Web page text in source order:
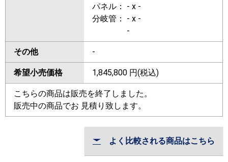
パネル： - x -
分岐管： - x -
-
その他 -
希望小売価格 1,845,800 円(税込)
こちらの商品は販売を終了しました。
販売中の商品でお 見積り致します。
よく比較される商品はこちら